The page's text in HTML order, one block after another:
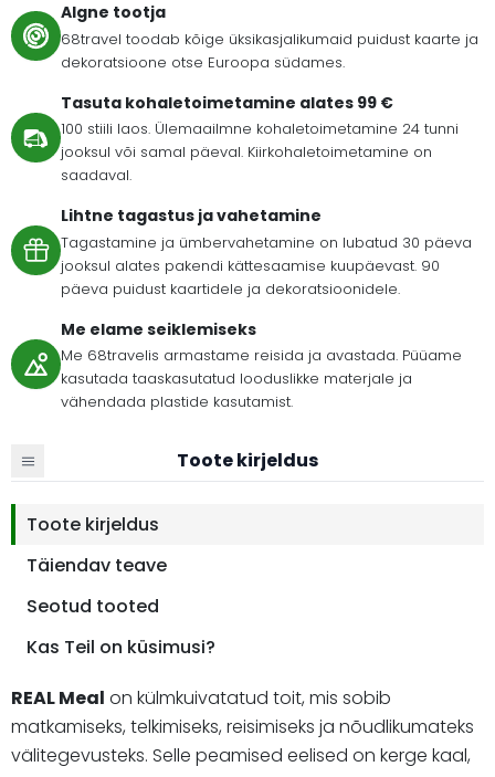
Algne tootja
68travel toodab kõige üksikasjalikumaid puidust kaarte ja
dekoratsioone otse Euroopa südames.
Tasuta kohaletoimetamine alates 99 €
100 stiili laos. Ülemaailmne kohaletoimetamine 24 tunni
jooksul või samal päeval. Kiirkohaletoimetamine on
saadaval.
Lihtne tagastus ja vahetamine
Tagastamine ja ümbervahetamine on lubatud 30 päeva
jooksul alates pakendi kättesaamise kuupäevast. 90
päeva puidust kaartidele ja dekoratsioonidele.
Me elame seiklemiseks
Me 68travelis armastame reisida ja avastada. Püüame
kasutada taaskasutatud looduslikke materjale ja
vähendada plastide kasutamist.
Toote kirjeldus
Toote kirjeldus
Täiendav teave
Seotud tooted
Kas Teil on küsimusi?
REAL Meal on külmkuivatatud toit, mis sobib
matkamiseks, telkimiseks, reisimiseks ja nõudlikumateks
välitegevusteks. Selle peamised eelised on kerge kaal,